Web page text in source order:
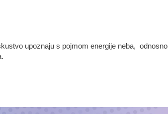
upoznaju s pojmom energije neba, odnosno